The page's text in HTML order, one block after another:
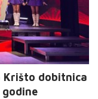
Krišto dobitnica
godine